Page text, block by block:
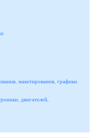
макетирования, графики
двигателей,